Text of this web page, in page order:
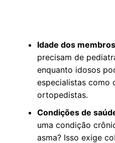
Idade dos membros
precisam de
enquanto idosos
especialistas como
ortopedistas.
Condições de
uma condição
asma? Isso exige